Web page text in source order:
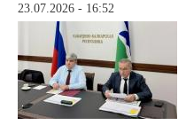
23.07.2026 - 16:52